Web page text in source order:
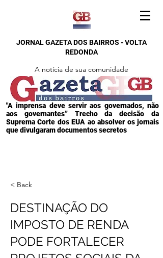
JORNAL GAZETA DOS BAIRROS - VOLTA
REDONDA
A notícia de sua comunidade
"A imprensa deve servir aos governados, não
aos governantes” Trecho da decisão da
Suprema Corte dos EUA ao absolver os jornais
que divulgaram documentos secretos
< Back
DESTINAÇÃO DO
IMPOSTO DE RENDA
PODE FORTALECER